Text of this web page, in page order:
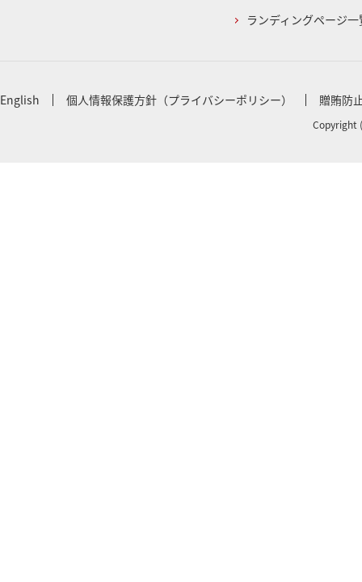
ランディングページ一
English 個人情報保護方針（プライバシーポリシー） 贈賄防
Copyright